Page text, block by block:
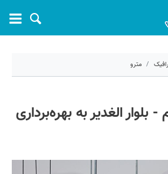
مترو
- بلوار الغدیر به بهره‌برداری